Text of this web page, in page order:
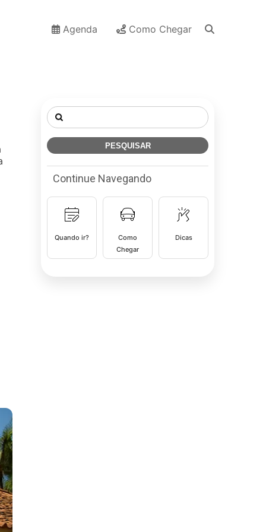
Agenda Como Chegar
Pesquisar
por:
Continue Navegando
Quando ir?
Como
Chegar
Dicas